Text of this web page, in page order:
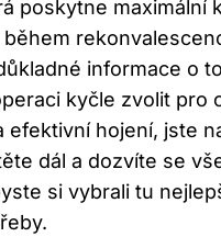
poskytne maximální
informace o
kyčle zvolit pro
efektivní hojení, jste
dál a dozvíte se
si vybrali tu